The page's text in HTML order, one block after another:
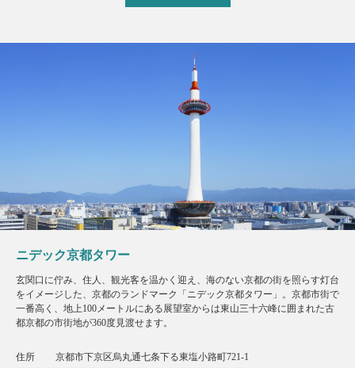
ニデック京都タワー
玄関口に佇み、住人、観光客を温かく迎え、海のない京都の街を照らす灯台
をイメージした、京都のランドマーク「ニデック京都タワー」。京都市街で
一番高く、地上100メートルにある展望室からは東山三十六峰に囲まれた古
都京都の市街地が360度見渡せます。
住所 京都市下京区烏丸通七条下る東塩小路町721-1